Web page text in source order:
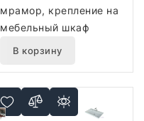
мрамор, крепление на
мебельный шкаф
В корзину